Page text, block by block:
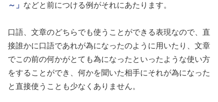
～」 などと前につける例がそれにあたります。
口語、文章のどちらでも使うことができる表現なので、直
接誰かに口語であれが為になったのように用いたり、文章
でこの前の何かがとても為になったといったような使い方
をすることができ、何かを聞いた相手にそれが為になった
と直接使うことも少なくありません。